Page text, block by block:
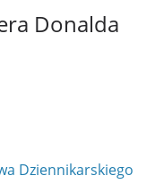
Donalda